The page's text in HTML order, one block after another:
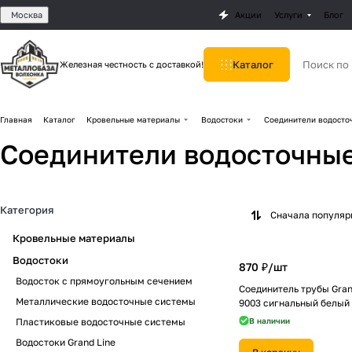
Москва Акции Услуги Блог
Железная честность с доставкой! Каталог
Главная Каталог Кровельные материалы Водостоки Соединители
Соединители
Сначала
870 ₽/шт
Соединитель трубы
9003 сигнальный белый
В наличии
Категория
Кровельные материалы
Водостоки
Водосток с прямоугольным сечением
Металлические водосточные системы
Пластиковые водосточные системы
Водостоки Grand Line